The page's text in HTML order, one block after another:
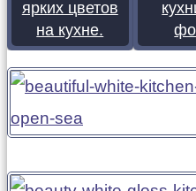
ярких цветов
на кухне.